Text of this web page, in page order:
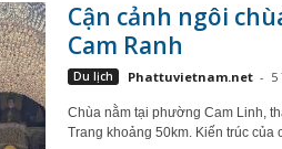
Cận cảnh ngôi
Cam Ranh
Du lịch Phattuvietnam.net - 5
Chùa nằm tại phường Cam Linh,
Trang khoảng 50km. Kiến trúc của